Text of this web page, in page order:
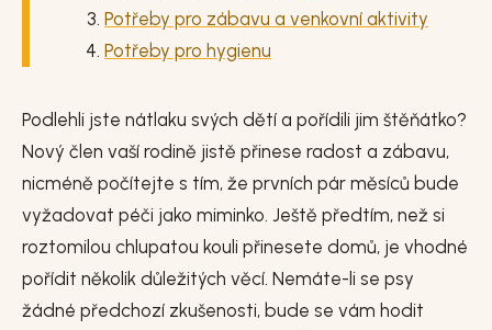
Potřeby pro zábavu a venkovní aktivity
Potřeby pro hygienu
Podlehli jste nátlaku svých dětí a pořídili jim štěňátko?
Nový člen vaší rodině jistě přinese radost a zábavu,
nicméně počítejte s tím, že prvních pár měsíců bude
vyžadovat péči jako miminko. Ještě předtím, než si
roztomilou chlupatou kouli přinesete domů, je vhodné
pořídit několik důležitých věcí. Nemáte-li se psy
žádné předchozí zkušenosti, bude se vám hodit